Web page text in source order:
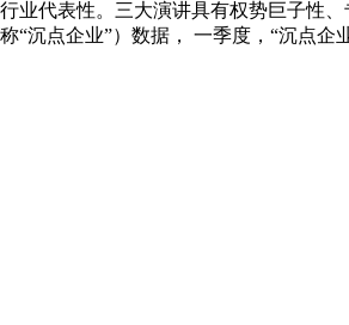
业代表性。三大演讲具有权势巨子性
“沉点企业”）数据， 一季度，“沉点